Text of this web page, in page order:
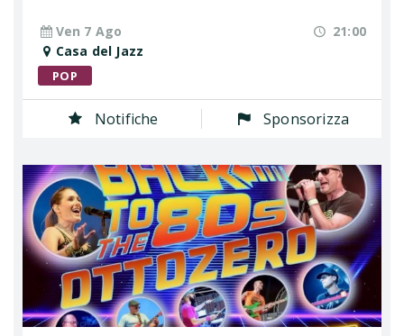
Ven 7 Ago
21:00
Casa del Jazz
POP
Notifiche Sponsorizza